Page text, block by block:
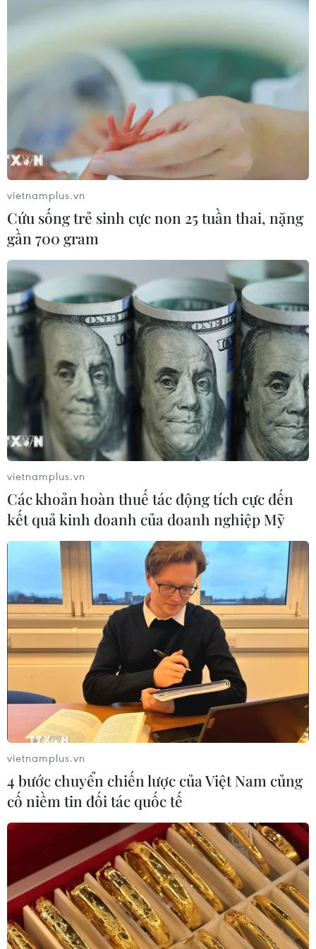
vietnamplus.vn
Cứu sống trẻ sinh cực non 25 tuần thai, nặng
gần 700 gram
vietnamplus.vn
Các khoản hoàn thuế tác động tích cực đến
kết quả kinh doanh của doanh nghiệp Mỹ
vietnamplus.vn
4 bước chuyển chiến lược của Việt Nam củng
cố niềm tin đối tác quốc tế